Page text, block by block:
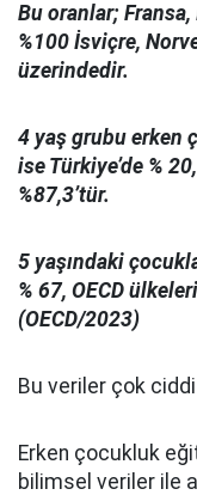
Bu oranlar;
%100 İsviçre,
üzerindedir.
4 yaş grubu erken
ise Türkiye’de %
%87,3’tür.
5 yaşındaki
% 67, OECD
(OECD/2023)
Bu veriler çok
Erken çocukluk
bilimsel veriler ile